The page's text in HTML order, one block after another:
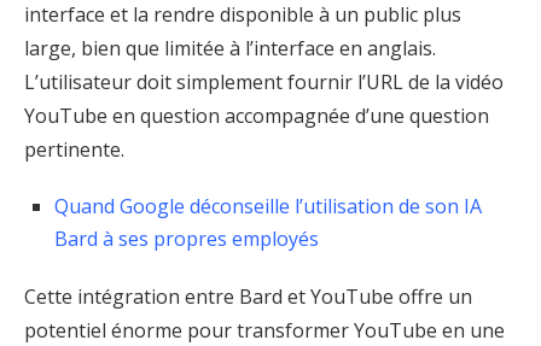
interface et la rendre disponible à un public plus
large, bien que limitée à l’interface en anglais.
L’utilisateur doit simplement fournir l’URL de la vidéo
YouTube en question accompagnée d’une question
pertinente.
Quand Google déconseille l’utilisation de son IA
Bard à ses propres employés
Cette intégration entre Bard et YouTube offre un
potentiel énorme pour transformer YouTube en une